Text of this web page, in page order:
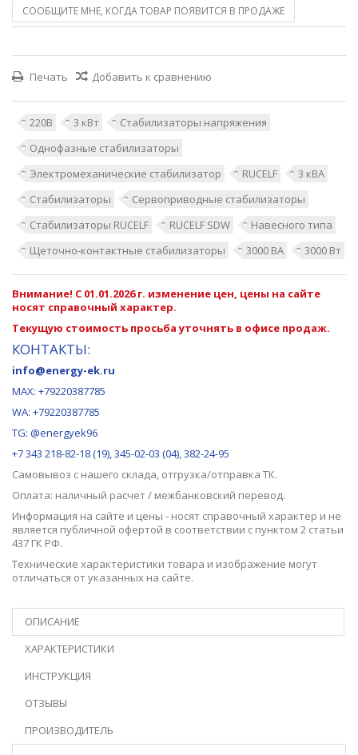
СООБЩИТЕ МНЕ, КОГДА ТОВАР ПОЯВИТСЯ В ПРОДАЖЕ
Печать Добавить к сравнению
220В 3 кВт
Стабилизаторы напряжения
Однофазные стабилизаторы
Электромеханические стабилизатор
RUCELF
3 кВА
Стабилизаторы
Сервоприводные стабилизаторы
Стабилизаторы RUCELF
RUCELF SDW
Навесного типа
Щеточно-контактные стабилизаторы
3000 ВА 3000 Вт
Внимание! С 01.01.2026 г. изменение цен, цены на сайте
носят справочный характер.
Текущую стоимость просьба уточнять в офисе продаж.
КОНТАКТЫ:
info@energy-ek.ru
MAX: +79220387785
WA: +79220387785
TG: @energyek96
+7 343 218-82-18 (19), 345-02-03 (04), 382-24-95
Самовывоз с нашего склада, отгрузка/отправка ТК.
Оплата: наличный расчет / межбанковский перевод.
Информация на сайте и цены - носят справочный характер и не
является публичной офертой в соответствии с пунктом 2 статьи
437 ГК РФ.
Технические характеристики товара и изображение могут
отличаться от указанных на сайте.
ОПИСАНИЕ
ХАРАКТЕРИСТИКИ
ИНСТРУКЦИЯ
ОТЗЫВЫ
ПРОИЗВОДИТЕЛЬ